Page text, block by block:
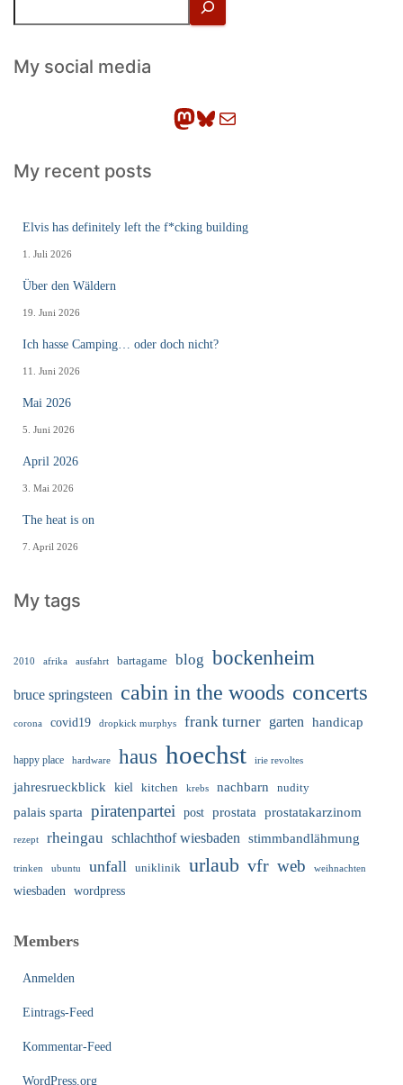
h
eMy social media
Mastodon Bluesky E-Mail
My recent posts
Elvis has definitely left the f*cking building
1. Juli 2026
Über den Wäldern
19. Juni 2026
Ich hasse Camping… oder doch nicht?
11. Juni 2026
Mai 2026
5. Juni 2026
April 2026
3. Mai 2026
The heat is on
7. April 2026
My tags
2010 afrika ausfahrt bartagame blog bockenheim
bruce springsteen cabin in the woods concerts
corona covid19 dropkick murphys frank turner garten handicap
happy place hardware haus hoechst irie revoltes
jahresrueckblick kiel kitchen krebs nachbarn nudity
palais sparta piratenpartei post prostata prostatakarzinom
rezept rheingau schlachthof wiesbaden stimmbandlähmung
trinken ubuntu unfall uniklinik urlaub vfr web weihnachten
wiesbaden wordpress
Members
Anmelden
Eintrags-Feed
Kommentar-Feed
WordPress.org